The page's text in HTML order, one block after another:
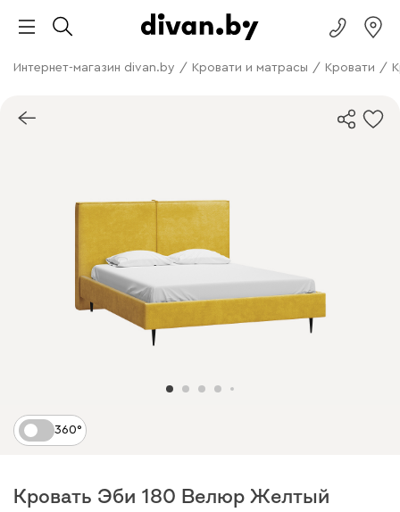
Интернет-магазин divan.by / Кровати и матрасы / Кровати /
360°
Кровать Эби 180 Велюр Желтый